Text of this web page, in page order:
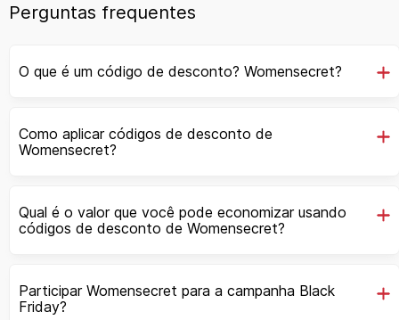
Perguntas frequentes
O que é um código de desconto? Womensecret?
Como aplicar códigos de desconto de
Womensecret?
Qual é o valor que você pode economizar usando
códigos de desconto de Womensecret?
Participar Womensecret para a campanha Black
Friday?